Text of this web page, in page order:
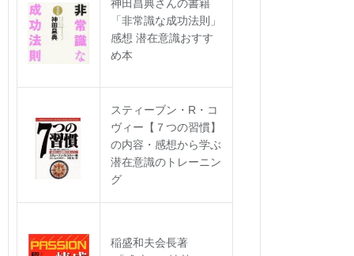
神田昌典さんの書籍
「非常識な成功法則」
感想 潜在意識おすす
め本
スティーブン・R・コ
ヴィー【７つの習慣】
の内容・感想から学ぶ
潜在意識のトレーニン
グ
稲盛和夫会長著